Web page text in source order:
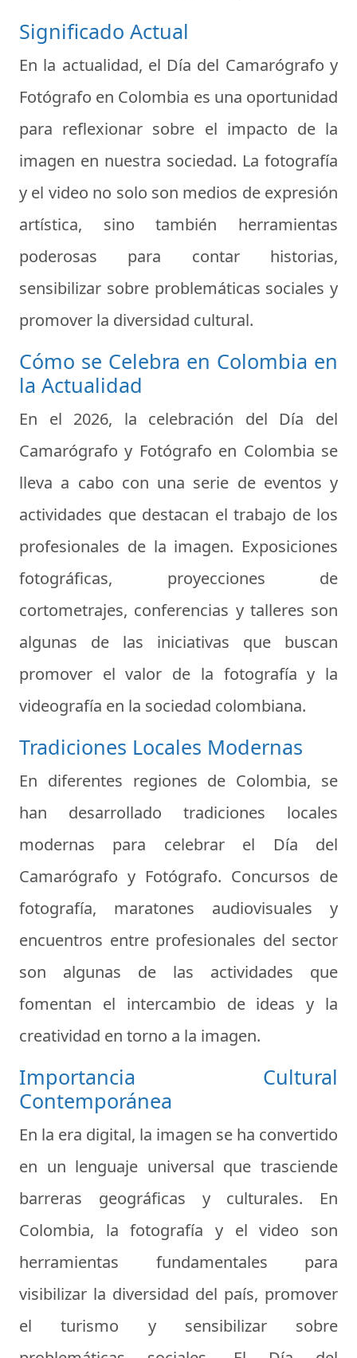
Significado Actual
En la actualidad, el Día del Camarógrafo y
Fotógrafo en Colombia es una oportunidad
para reflexionar sobre el impacto de la
imagen en nuestra sociedad. La fotografía
y el video no solo son medios de expresión
artística, sino también herramientas
poderosas para contar historias,
sensibilizar sobre problemáticas sociales y
promover la diversidad cultural.
Cómo se Celebra en Colombia en
la Actualidad
En el 2026, la celebración del Día del
Camarógrafo y Fotógrafo en Colombia se
lleva a cabo con una serie de eventos y
actividades que destacan el trabajo de los
profesionales de la imagen. Exposiciones
fotográficas, proyecciones de
cortometrajes, conferencias y talleres son
algunas de las iniciativas que buscan
promover el valor de la fotografía y la
videografía en la sociedad colombiana.
Tradiciones Locales Modernas
En diferentes regiones de Colombia, se
han desarrollado tradiciones locales
modernas para celebrar el Día del
Camarógrafo y Fotógrafo. Concursos de
fotografía, maratones audiovisuales y
encuentros entre profesionales del sector
son algunas de las actividades que
fomentan el intercambio de ideas y la
creatividad en torno a la imagen.
Importancia Cultural
Contemporánea
En la era digital, la imagen se ha convertido
en un lenguaje universal que trasciende
barreras geográficas y culturales. En
Colombia, la fotografía y el video son
herramientas fundamentales para
visibilizar la diversidad del país, promover
el turismo y sensibilizar sobre